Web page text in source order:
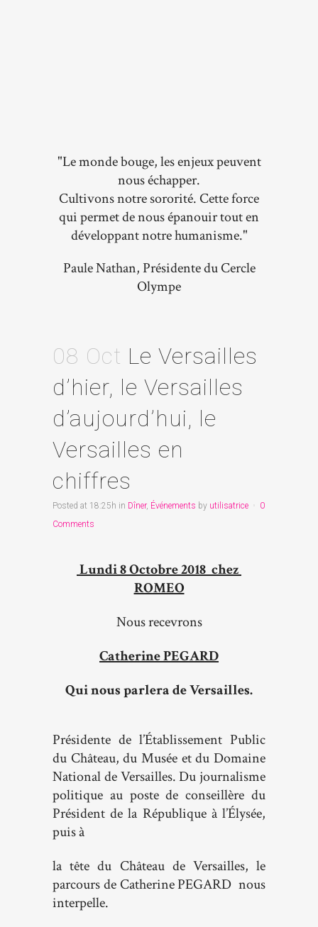
"Le monde bouge, les enjeux peuvent
nous échapper.
Cultivons notre sororité. Cette force
qui permet de nous épanouir tout en
développant notre humanisme."
Paule Nathan, Présidente du Cercle
Olympe
08 Oct Le Versailles
d’hier, le Versailles
d’aujourd’hui, le
Versailles en
chiffres
Posted at 18:25h in Dîner, Événements by utilisatrice
0
Comments
Lundi 8 Octobre 2018 chez
ROMEO
Nous recevrons
Catherine PEGARD
Qui nous parlerade Versailles.
Présidente de l’Établissement Public
du Château, du Musée et du Domaine
National de Versailles. Du journalisme
politique au poste de conseillère du
Président de la République à l’Élysée,
puis à
la tête du Château de Versailles, le
parcours de Catherine PEGARD nous
interpelle.